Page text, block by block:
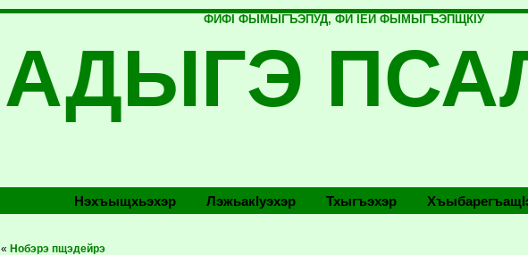
ФИФI ФЫМЫГЪЭПУД, ФИ IЕЙ ФЫМЫГЪЭПЩКIУ
АДЫГЭ
Нэхъыщхьэхэр Лэжьакlуэхэр Тхыгъэхэр
« Нобэрэ пщэдейрэ